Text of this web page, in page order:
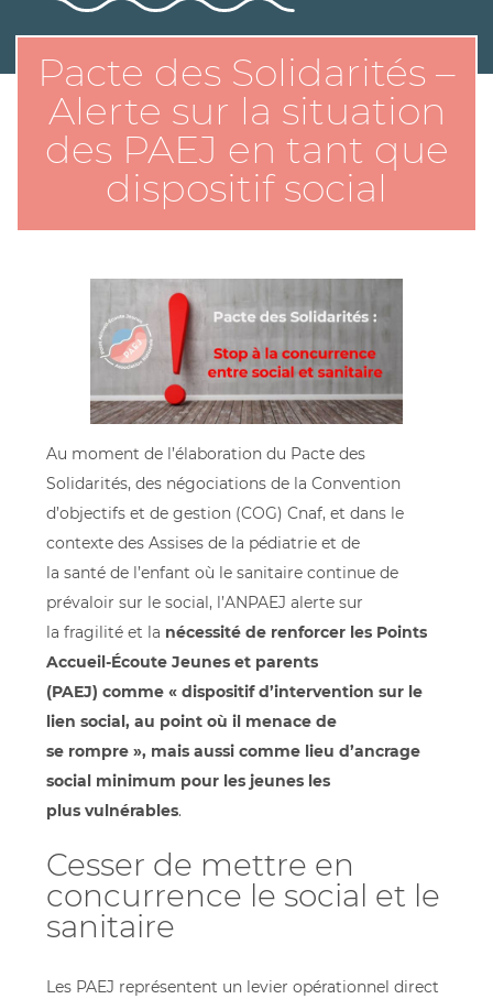
Pacte des Solidarités –
Alerte sur la situation
des PAEJ en tant que
dispositif social
Au moment de l’élaboration du Pacte des
Solidarités, des négociations de la Convention
d’objectifs et de gestion (COG) Cnaf, et dans le
contexte des Assises de la pédiatrie et de
la santé de l’enfant où le sanitaire continue de
prévaloir sur le social, l’ANPAEJ alerte sur
la fragilité et la nécessité de renforcer les Points
Accueil-Écoute Jeunes et parents
(PAEJ) comme « dispositif d’intervention sur le
lien social, au point où il menace de
se rompre », mais aussi comme lieu d’ancrage
social minimum pour les jeunes les
plus vulnérables.
Cesser de mettre en
concurrence le social et le
sanitaire
Les PAEJ représentent un levier opérationnel direct